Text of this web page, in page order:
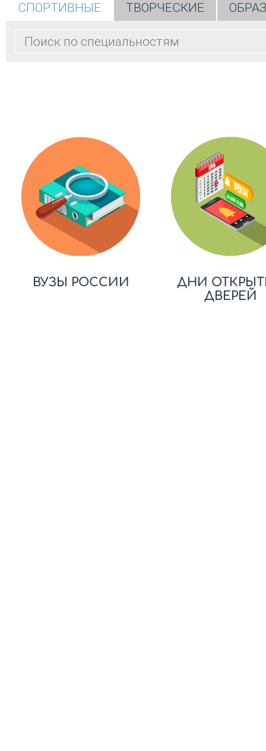
СПОРТИВНЫЕ ТВОРЧЕСКИЕ
ВУЗЫ РОССИИ
ДНИ
ДВЕРЕЙ